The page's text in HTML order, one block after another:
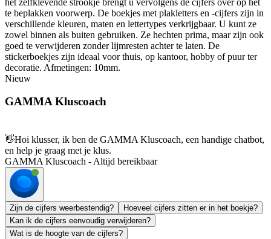
te beplakken voorwerp. De boekjes met plakletters en -cijfers zijn in
verschillende kleuren, maten en lettertypes verkrijgbaar. U kunt ze
zowel binnen als buiten gebruiken. Ze hechten prima, maar zijn ook
goed te verwijderen zonder lijmresten achter te laten. De
stickerboekjes zijn ideaal voor thuis, op kantoor, hobby of puur ter
decoratie. Afmetingen: 10mm.
Nieuw
GAMMA Kluscoach
👋Hoi klusser, ik ben de GAMMA Kluscoach, een handige chatbot,
en help je graag met je klus.
GAMMA Kluscoach - Altijd bereikbaar
Zijn de cijfers weerbestendig?
Hoeveel cijfers zitten er in het boekje?
Kan ik de cijfers eenvoudig verwijderen?
Wat is de hoogte van de cijfers?